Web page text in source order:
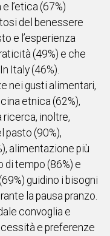
l’etica (67%)
del benessere
e l’esperienza
(49%) e che
Italy (46%).
nei gusti alimentari,
etnica (62%),
ricerca, inoltre,
pasto (90%),
alimentazione più
di tempo (86%) e
guidino i bisogni
la pausa pranzo.
convoglia e
e preferenze